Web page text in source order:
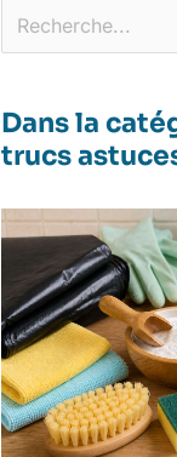
Dans la
trucs